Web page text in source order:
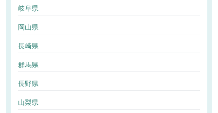
岐阜県
岡山県
長崎県
群馬県
長野県
山梨県